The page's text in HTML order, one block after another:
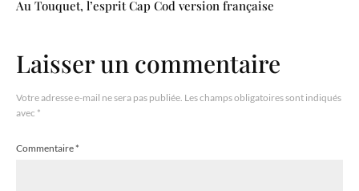
Au Touquet, l’esprit Cap Cod version française
Laisser un commentaire
Votre adresse e-mail ne sera pas publiée. Les champs obligatoires sont indiqués
avec *
Commentaire*